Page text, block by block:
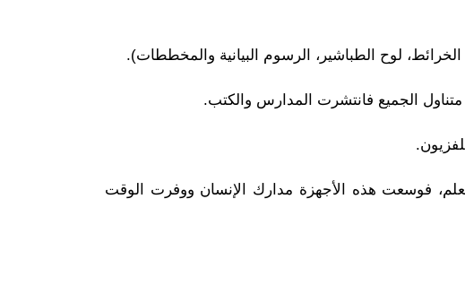
لوح الطباشير، الرسوم البيانية والمخططات).
متناول الجميع فانتشرت المدارس والكتب.
فوسعت هذه الأجهزة مدارك الإنسان ووفرت الوقت